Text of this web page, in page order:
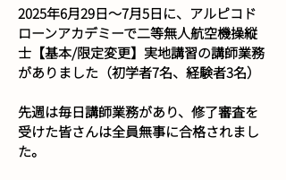
2025年6月29日～7月5日に、アルピコド
ローンアカデミーで二等無人航空機操縦
士【基本/限定変更】実地講習の講師業務
がありました（初学者7名、経験者3名）
先週は毎日講師業務があり、修了審査を
受けた皆さんは全員無事に合格されまし
た。